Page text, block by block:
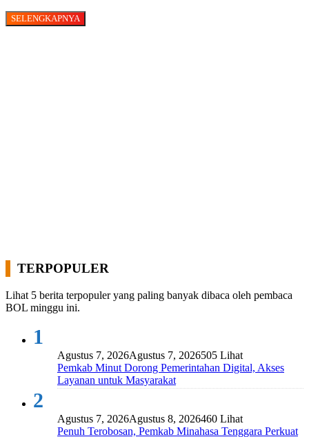
SELENGKAPNYA
TERPOPULER
Lihat 5 berita terpopuler yang paling banyak dibaca oleh pembaca
BOL minggu ini.
1
Agustus 7, 2026Agustus 7, 2026505 Lihat
Pemkab Minut Dorong Pemerintahan Digital, Akses
Layanan untuk Masyarakat
2
Agustus 7, 2026Agustus 8, 2026460 Lihat
Penuh Terobosan, Pemkab Minahasa Tenggara Perkuat